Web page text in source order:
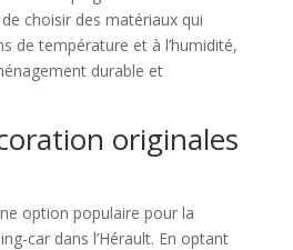
choisir des matériaux qui
de température et à l’humidité,
durable et
originales
option populaire pour la
car dans l’Hérault. En optant